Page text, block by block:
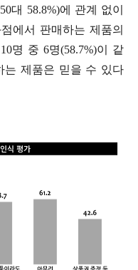
대 58.8%)에 관계 없이
에서 판매하는 제품의
명 중 6명(58.7%)이 같
는 제품은 믿을 수 있다